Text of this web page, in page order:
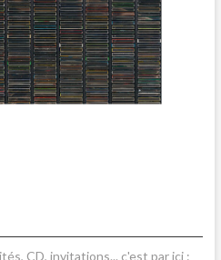
CD, invitations... c'est par ici :